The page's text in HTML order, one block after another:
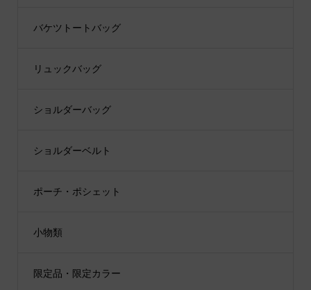
バケツトートバッグ
リュックバッグ
ショルダーバッグ
ショルダーベルト
ポーチ・ポシェット
小物類
限定品・限定カラー